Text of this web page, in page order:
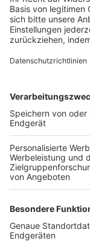
Login SpielPlus
FOLGE DEM
TOP-VEREINE
TOP-